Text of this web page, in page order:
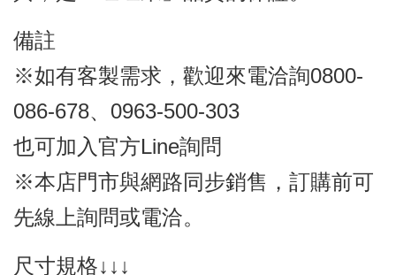
備註
※如有客製需求，歡迎來電洽詢0800-
086-678、0963-500-303
也可加入官方Line詢問
※本店門市與網路同步銷售，訂購前可
先線上詢問或電洽。
尺寸規格↓↓↓